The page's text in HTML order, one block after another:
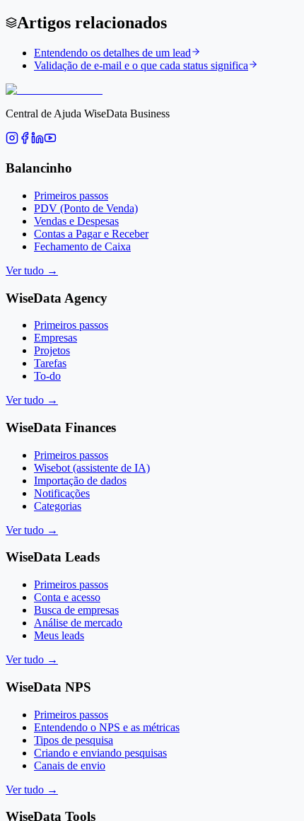
Artigos relacionados
Entendendo os detalhes de um lead
Validação de e-mail e o que cada status significa
Central de Ajuda WiseData Business
Balancinho
Primeiros passos
PDV (Ponto de Venda)
Vendas e Despesas
Contas a Pagar e Receber
Fechamento de Caixa
Ver tudo →
WiseData Agency
Primeiros passos
Empresas
Projetos
Tarefas
To-do
Ver tudo →
WiseData Finances
Primeiros passos
Wisebot (assistente de IA)
Importação de dados
Notificações
Categorias
Ver tudo →
WiseData Leads
Primeiros passos
Conta e acesso
Busca de empresas
Análise de mercado
Meus leads
Ver tudo →
WiseData NPS
Primeiros passos
Entendendo o NPS e as métricas
Tipos de pesquisa
Criando e enviando pesquisas
Canais de envio
Ver tudo →
WiseData Tools